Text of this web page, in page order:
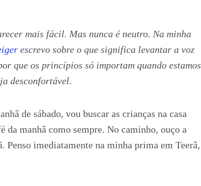
mais fácil. Mas nunca é neutro. Na minha
escrevo sobre o que significa levantar a voz
que os princípios só importam quando estamos
desconfortável.
de sábado, vou buscar as crianças na casa
da manhã como sempre. No caminho, ouço a
imediatamente na minha prima em Teerã,